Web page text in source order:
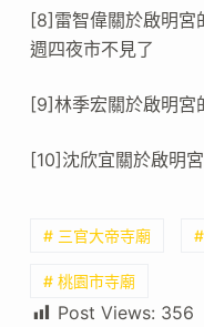
[8]雷智偉關於啟明宮
週四夜市不見了
[9]林季宏關於啟明宮
[10]沈欣宜關於啟明宮
# 三官大帝寺廟
# 桃園市寺廟
Post Views: 356